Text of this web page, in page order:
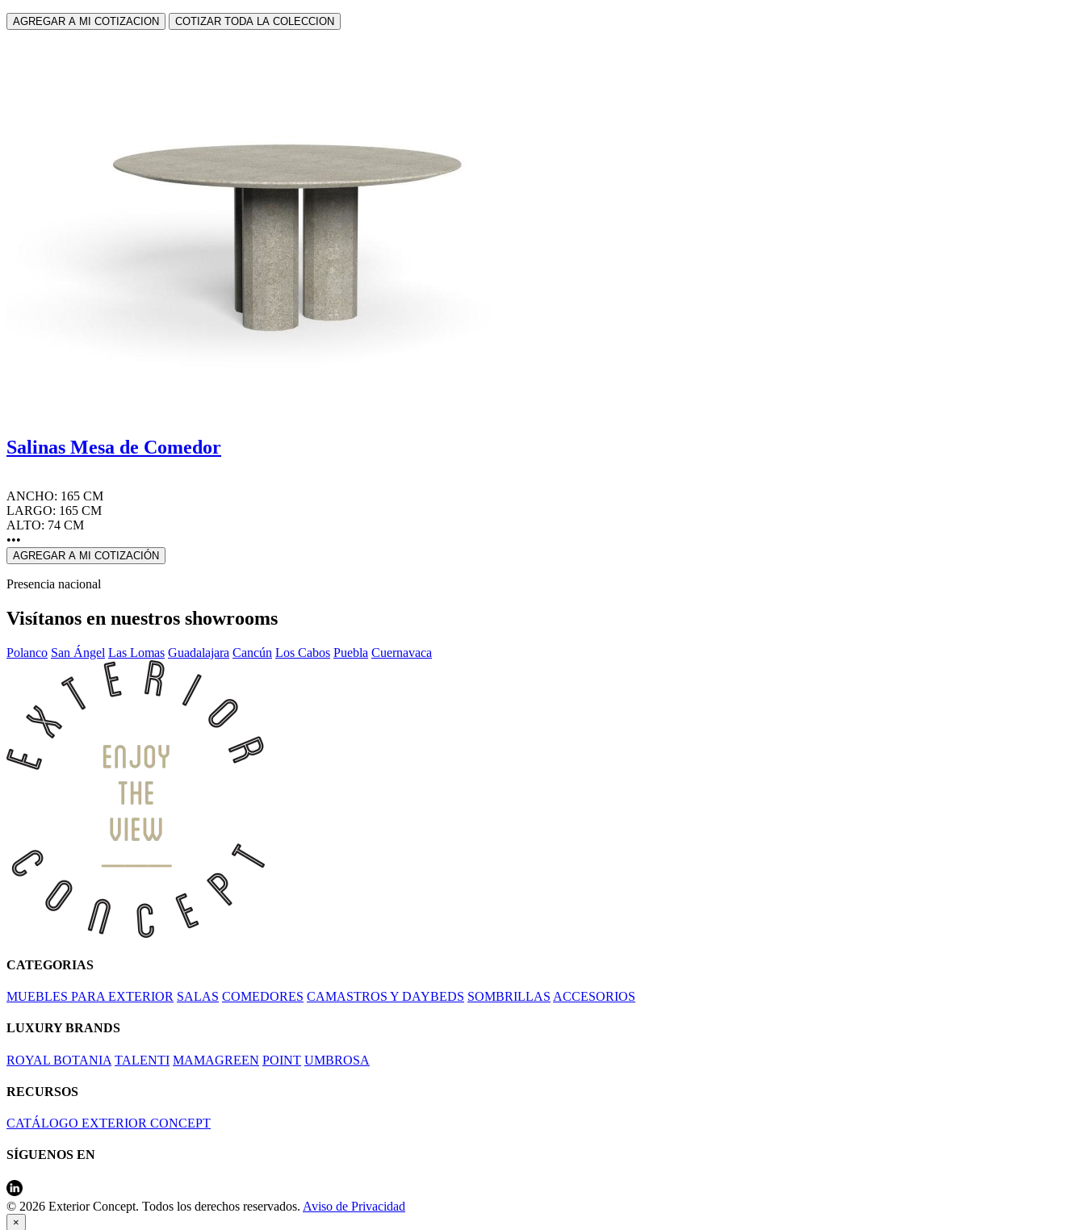
AGREGAR A MI COTIZACION COTIZAR TODA LA COLECCION
Salinas Mesa de Comedor
ANCHO: 165 CM
LARGO: 165 CM
ALTO: 74 CM
•••
AGREGAR A MI COTIZACIÓN
Presencia nacional
Visítanos en nuestros showrooms
Polanco San Ángel Las Lomas Guadalajara Cancún Los Cabos Puebla Cuernavaca
CATEGORIAS
MUEBLES PARA EXTERIOR SALAS COMEDORES CAMASTROS Y DAYBEDS SOMBRILLAS ACCESORIOS
LUXURY BRANDS
ROYAL BOTANIA TALENTI MAMAGREEN POINT UMBROSA
RECURSOS
CATÁLOGO EXTERIOR CONCEPT
SÍGUENOS EN
© 2026 Exterior Concept. Todos los derechos reservados. Aviso de Privacidad
×